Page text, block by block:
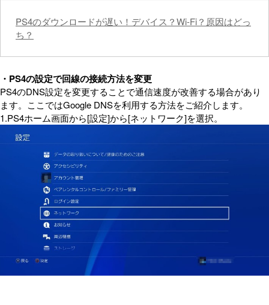
PS4のダウンロードが遅い！デバイス？Wi-Fi？原因はどっ
ち？
・PS4の設定で回線の接続方法を変更
PS4のDNS設定を変更することで通信速度が改善する場合があり
ます。ここではGoogle DNSを利用する方法をご紹介します。
1.PS4ホーム画面から[設定]から[ネットワーク]を選択。